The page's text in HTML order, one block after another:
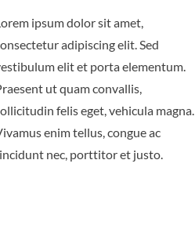
ipsum dolor sit amet,
adipiscing elit. Sed
elit et porta elementum.
ut quam convallis,
felis eget, vehicula magna.
enim tellus, congue ac
nec, porttitor et justo.